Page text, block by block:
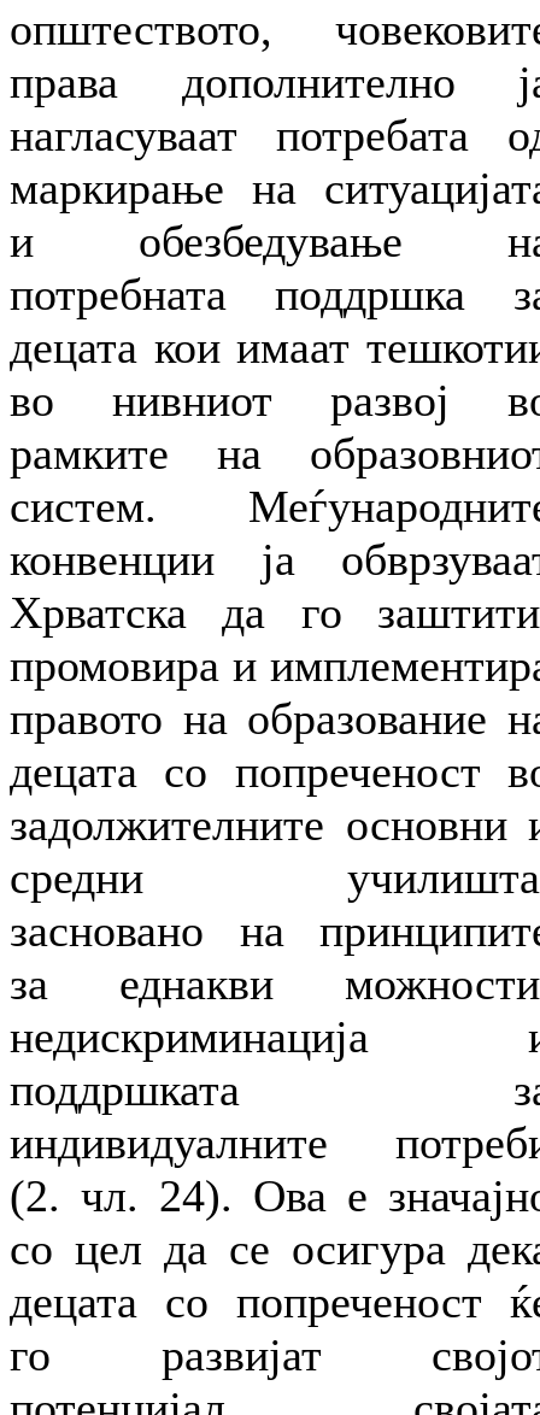
општеството,
права дополнително
нагласуваат потребата
маркирање на
и обезбедување
потребната поддршка
децата кои имаат
во нивниот развој
рамките на
систем.
конвенции ја
Хрватска да го
промовира и
правото на образование
децата со попреченост
задолжителните основни
средни
засновано на
за еднакви
недискриминација
поддршката
индивидуалните
(2. чл. 24). Ова е
со цел да се осигура
децата со попреченост
го развијат